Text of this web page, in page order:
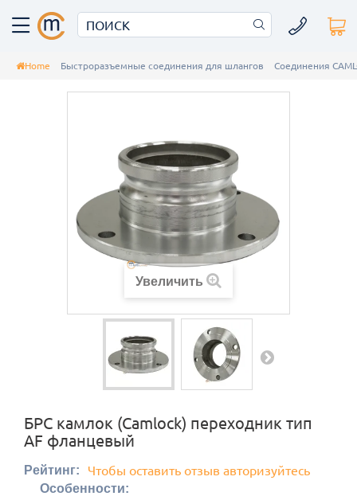
Home Быстроразъемные соединения для шлангов Соединения
Увеличить
БРС камлок (Camlock) переходник тип
AF фланцевый
Рейтинг: Чтобы оставить отзыв авторизуйтесь
Особенности: